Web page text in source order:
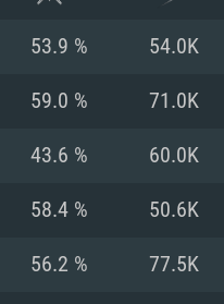
53.9 % 54.0K
59.0 % 71.0K
43.6 % 60.0K
58.4 % 50.6K
56.2 % 77.5K